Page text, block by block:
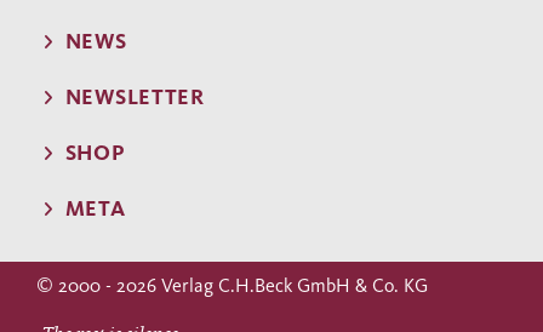
NEWS
NEWSLETTER
SHOP
META
© 2000 - 2026 Verlag C.H.Beck GmbH & Co. KG